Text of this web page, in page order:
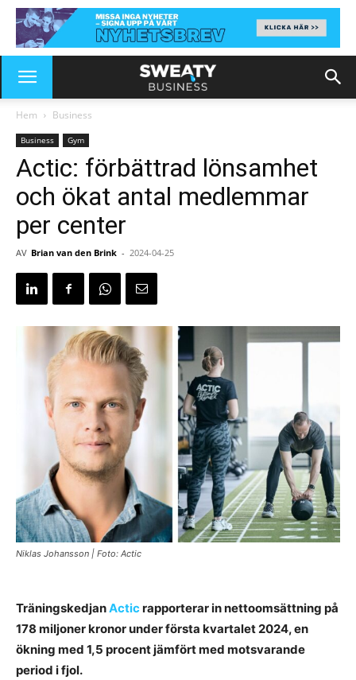
Hem Business
Business Gym
Actic: förbättrad lönsamhet
och ökat antal medlemmar
per center
AV Brian van den Brink - 2024-04-25
Niklas Johansson | Foto: Actic
TräningskedjanActicrapporterar in nettoomsättning på
178 miljoner kronor under första kvartalet 2024, en
ökning med 1,5 procent jämfört med motsvarande
period i fjol.